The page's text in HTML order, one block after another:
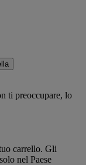
ti preoccupare, lo
carrello. Gli
nel Paese